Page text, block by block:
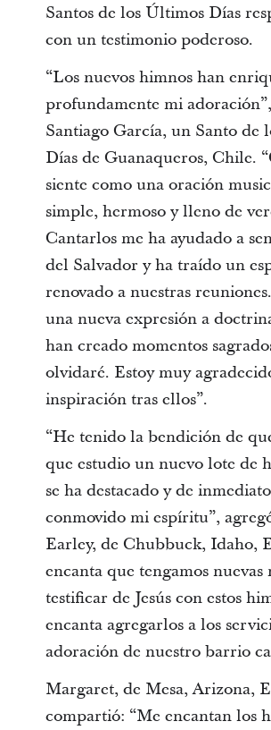
Santos de los Últimos Días
con un testimonio poderoso.
“Los nuevos himnos han
profundamente mi
Santiago García, un Santo de
Días de Guanaqueros, Chile.
siente como una oración
simple, hermoso y lleno de
Cantarlos me ha ayudado a
del Salvador y ha traído un
renovado a nuestras
una nueva expresión a
han creado momentos
olvidaré. Estoy muy
inspiración tras ellos”.
“He tenido la bendición de
que estudio un nuevo lote de
se ha destacado y de
conmovido mi espíritu”,
Earley, de Chubbuck, Idaho,
encanta que tengamos nuevas
testificar de Jesús con estos
encanta agregarlos a los
adoración de nuestro barrio
Margaret, de Mesa, Arizona,
compartió: “Me encantan los